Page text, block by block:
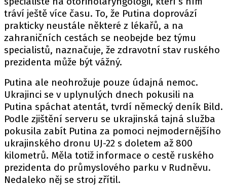
tráví ještě více času. To, že Putina doprovází
prakticky neustále některé z lékařů, a na
zahraničních cestách se neobejde bez týmu
specialistů, naznačuje, že zdravotní stav ruského
prezidenta může být vážný.
Putina ale neohrožuje pouze údajná nemoc.
Ukrajinci se v uplynulých dnech pokusili na
Putina spáchat atentát, tvrdí německý deník Bild.
Podle zjištění serveru se ukrajinská tajná služba
pokusila zabít Putina za pomoci nejmodernějšího
ukrajinského dronu UJ-22 s doletem až 800
kilometrů. Měla totiž informace o cestě ruského
prezidenta do průmyslového parku v Rudněvu.
Nedaleko něj se stroj zřítil.